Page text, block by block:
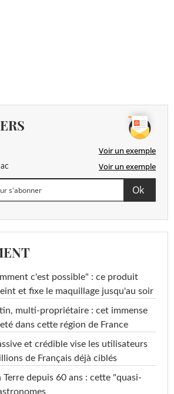
Voir un exemple
Voir un exemple
c'est possible" : ce produit
et fixe le maquillage jusqu'au soir
multi-propriétaire : cet immense
dans cette région de France
et crédible vise les utilisateurs
de Français déjà ciblés
Terre depuis 60 ans : cette "quasi-